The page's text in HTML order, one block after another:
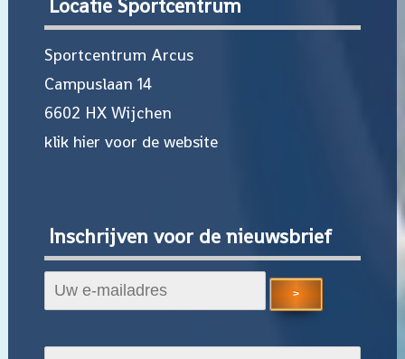
Locatie Sportcentrum
Sportcentrum Arcus
Campuslaan 14
6602 HX Wijchen
klik hier voor de website
Inschrijven voor de nieuwsbrief